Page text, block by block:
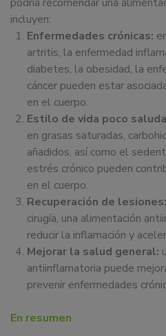
incluyen:
Enfermedades crónicas:
artritis, la enfermedad
diabetes, la obesidad, la
cáncer pueden estar
en el cuerpo.
Estilo de vida poco
en grasas saturadas,
añadidos, así como el
estrés crónico pueden
en el cuerpo.
Recuperación de lesiones:
cirugía, una alimentación
reducir la inflamación y
Mejorar la salud general:
antiinflamatoria puede
prevenir enfermedades
En resumen